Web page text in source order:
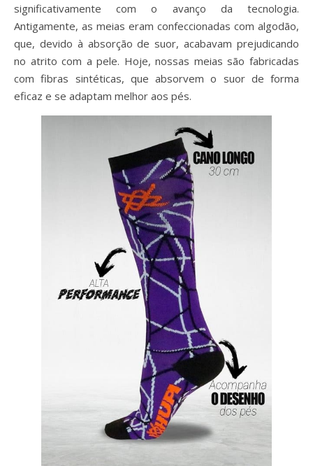
significativamente com o avanço da tecnologia.
Antigamente, as meias eram confeccionadas com algodão,
que, devido à absorção de suor, acabavam prejudicando
no atrito com a pele. Hoje, nossas meias são fabricadas
com fibras sintéticas, que absorvem o suor de forma
eficaz e se adaptam melhor aos pés.